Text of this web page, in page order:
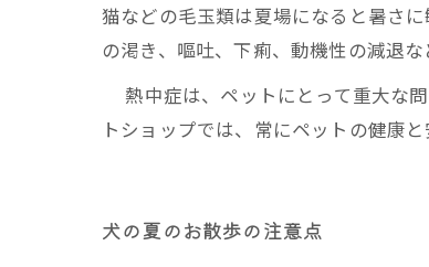
猫などの毛玉類は夏場になると暑さ
の渇き、嘔吐、下痢、動機性の減退な
熱中症は、ペットにとって重大な
トショップでは、常にペットの健康
犬の夏のお散歩の注意点